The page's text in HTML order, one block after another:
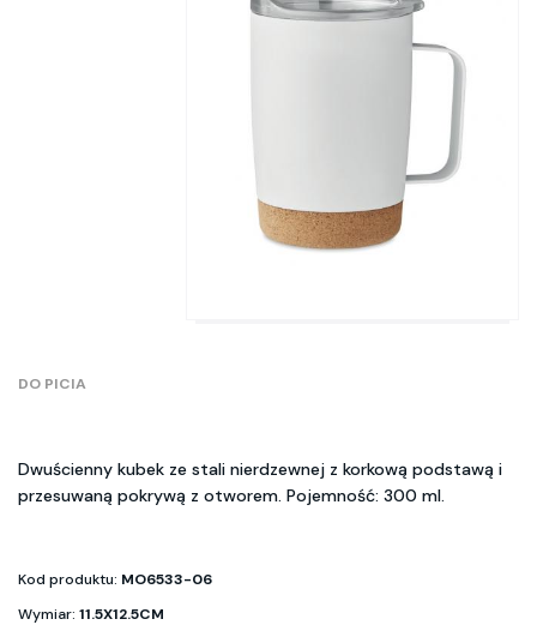
DO PICIA
Dwuścienny kubek ze stali nierdzewnej z korkową podstawą i
przesuwaną pokrywą z otworem. Pojemność: 300 ml.
Kod produktu: MO6533-06
Wymiar: 11.5X12.5CM